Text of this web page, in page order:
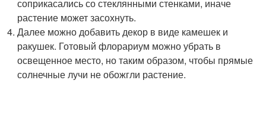
соприкасались со стеклянными стенками, иначе
растение может засохнуть.
Далее можно добавить декор в виде камешек и
ракушек. Готовый флорариум можно убрать в
освещенное место, но таким образом, чтобы прямые
солнечные лучи не обожгли растение.